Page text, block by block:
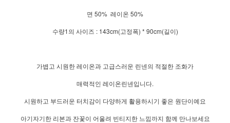
면 50% 레이온 50%
수량1의 사이즈 : 143cm(고정폭) * 90cm(길이)
가볍고 시원한 레이온과 고급스러운 린넨의 적절한 조화가
매력적인 레이온린넨입니다.
시원하고 부드러운 터치감이 다양하게 활용하시기 좋은 원단이예요
아기자기한 리본과 잔꽃이 어울려 빈티지한 느낌까지 함께 만나보세요